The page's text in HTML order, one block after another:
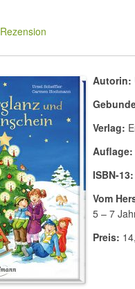
Rezension
Autorin:
Verlag:
Auflage:
ISBN-13:
Vom
5 – 7
Preis: